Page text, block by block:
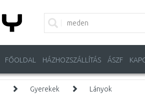
FŐOLDAL HÁZHOZSZÁLLÍTÁS ÁSZF
Gyerekek Lányok